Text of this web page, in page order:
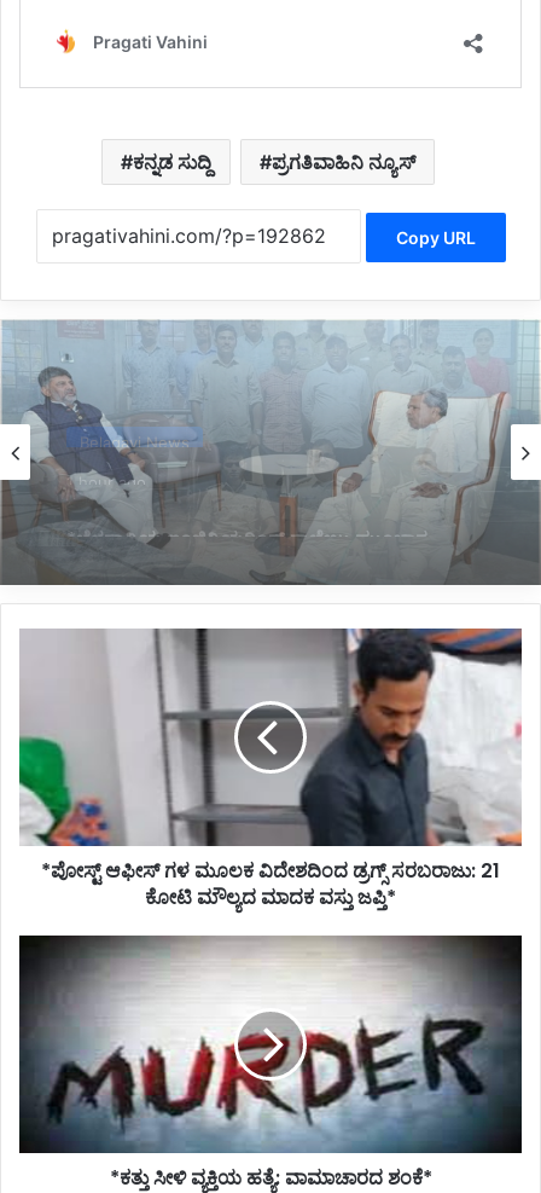
ಕನ್ನಡ ಸುದ್ದಿ ಪ್ರಗತಿವಾಹಿನಿ ನ್ಯೂಸ್
Copy URL
Politics
1 hour ago
*ಖಾತೆ ಹಂಚಿಕೆ ಕಸರತ್ತು: ಮಾಜಿ ಸಿಎಂ ಸಿದ್ದರಾಮಯ್ಯ
ಭೇಟಿಯಾದ ಸಿಎಂ ಡಿ.ಕೆ.ಶಿವಕುಮಾರ್*
ವಿದೇಶದಿಂದ
ಡ್ರಗ್ಸ್
ಸರಬರಾಜು:
21
ಕೋಟಿ
ಮೌಲ್ಯದ
*ಪೋಸ್ಟ್ ಆಫೀಸ್ ಗಳ ಮೂಲಕ ವಿದೇಶದಿಂದ ಡ್ರಗ್ಸ್ ಸರಬರಾಜು: 21
ಕೋಟಿ ಮೌಲ್ಯದ ಮಾದಕ ವಸ್ತು ಜಪ್ತಿ*
*ಕತ್ತು ಸೀಳಿ ವ್ಯಕ್ತಿಯ ಹತ್ಯೆ: ವಾಮಾಚಾರದ ಶಂಕೆ*